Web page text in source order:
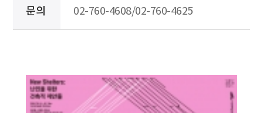
문의 02-760-4608/02-760-4625